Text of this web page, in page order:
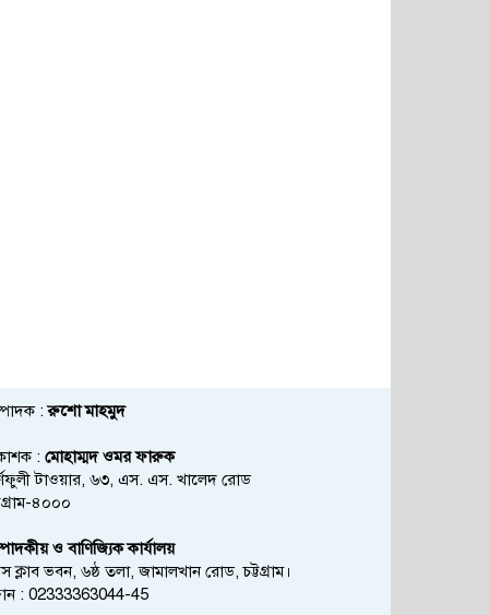
:রুশো মাহমুদ
: মোহাম্মদ ওমর ফারুক
টাওয়ার, ৬৩, এস. এস. খালেদ রোড
৪০০০
ও বাণিজ্যিক কার্যালয়
ক্লাব ভবন, ৬ষ্ঠ তলা, জামালখান রোড, চট্টগ্রাম।
: 02333363044-45